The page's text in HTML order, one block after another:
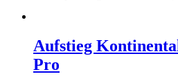
Aufstieg
Pro